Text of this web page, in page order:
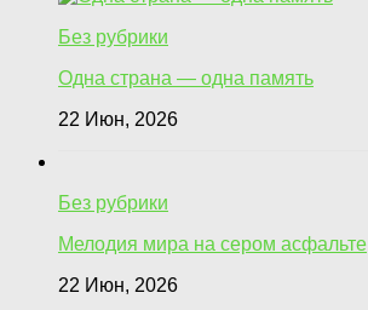
Без рубрики
Одна страна — одна память
22 Июн, 2026
Без рубрики
Мелодия мира на сером асфальте
22 Июн, 2026